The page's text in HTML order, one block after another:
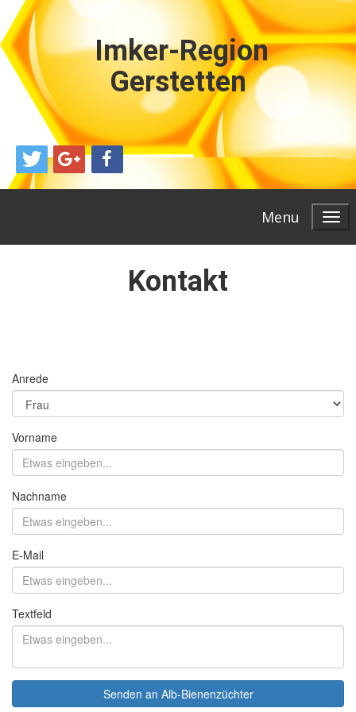
Imker-Region
Gerstetten
Menu
Kontakt